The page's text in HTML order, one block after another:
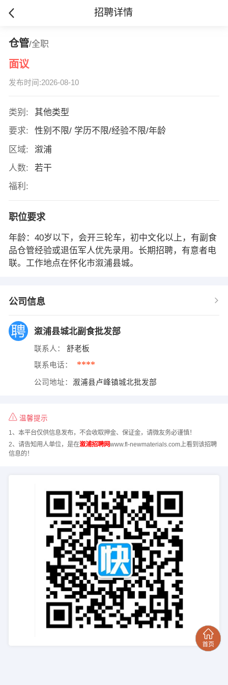
招聘详情
仓管/全职
面议
发布时间:2026-08-10
类别:
其他类型
要求:
性别不限/ 学历不限/经验不限/年龄
区域:
溆浦
人数:
若干
福利:
职位要求
年龄：40岁以下，会开三轮车，初中文化以上，有副食
品仓管经验或退伍军人优先录用。长期招聘，有意者电
联。工作地点在怀化市溆浦县城。
公司信息
溆浦县城北副食批发部
联系人： 舒老板
联系电话： ****
公司地址： 溆浦县卢峰镇城北批发部
温馨提示
1、本平台仅供信息发布，不会收取押金、保证金，请微友务必谨慎！
2、请告知用人单位，是在溆浦招聘网www.fl-newmaterials.com上看到该招聘
信息的！